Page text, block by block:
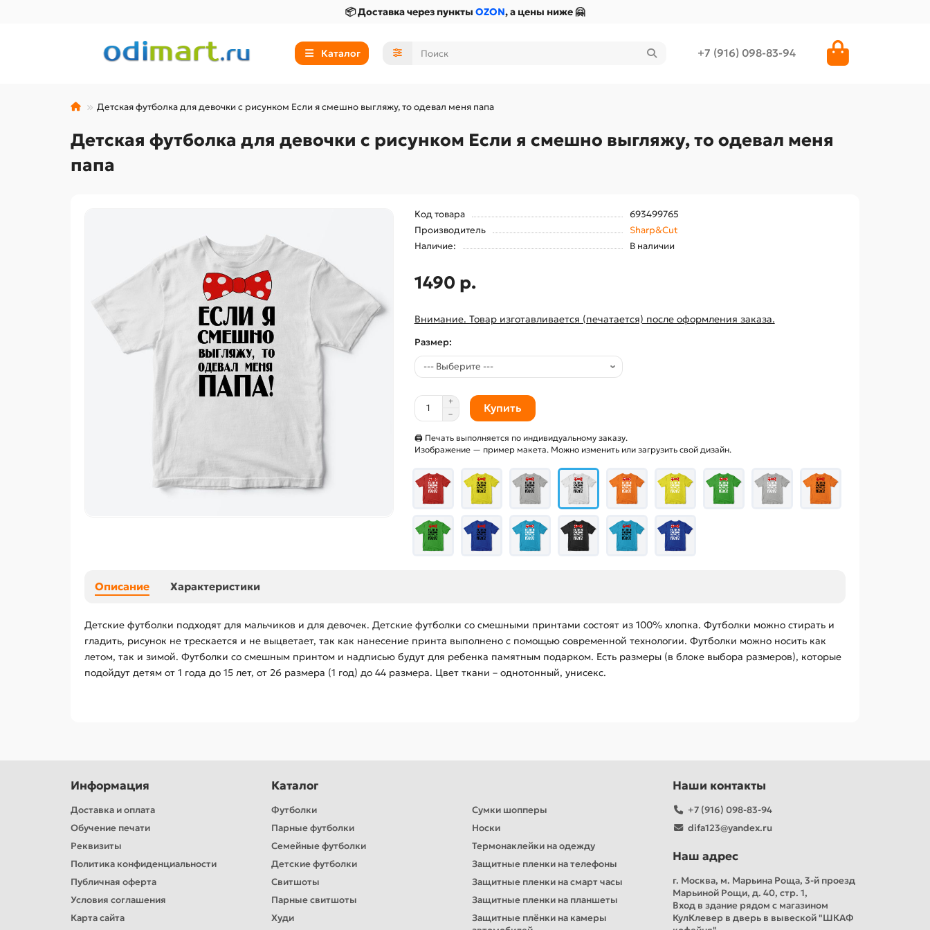
📦 Доставка через пункты OZON, а цены ниже 🤗
Каталог +7 (916) 098-83-94
Детская футболка для девочки с рисунком Если я смешно выгляжу, то одевал меня папа
Детская футболка для девочки с рисунком Если я смешно выгляжу, то одевал меня
папа
Код товара
693499765
Производитель
Sharp&Cut
Наличие:
В наличии
1490 р.
Внимание. Товар изготавливается (печатается) после оформления заказа.
Размер:
Купить
🖨 Печать выполняется по индивидуальному заказу.
Изображение — пример макета. Можно изменить или загрузить свой дизайн.
Описание Характеристики
Детские футболки подходят для мальчиков и для девочек. Детские футболки со смешными принтами состоят из 100% хлопка. Футболки можно стирать и
гладить, рисунок не трескается и не выцветает, так как нанесение принта выполнено с помощью современной технологии. Футболки можно носить как
летом, так и зимой. Футболки со смешным принтом и надписью будут для ребенка памятным подарком. Есть размеры (в блоке выбора размеров), которые
подойдут детям от 1 года до 15 лет, от 26 размера (1 год) до 44 размера. Цвет ткани – однотонный, унисекс.
Информация
Доставка и оплата
Обучение печати
Реквизиты
Политика конфиденциальности
Публичная оферта
Условия соглашения
Карта сайта
Каталог
Футболки
Парные футболки
Семейные футболки
Детские футболки
Свитшоты
Парные свитшоты
Худи
Сумки шопперы
Носки
Термонаклейки на одежду
Защитные пленки на телефоны
Защитные пленки на смарт часы
Защитные пленки на планшеты
Защитные плёнки на камеры
Наши контакты
+7 (916) 098-83-94
difa123@yandex.ru
Наш адрес
г. Москва, м. Марьина Роща, 3-й проезд
Марьиной Рощи, д. 40, стр. 1,
Вход в здание рядом с магазином
КулКлевер в дверь в вывеской "ШКАФ